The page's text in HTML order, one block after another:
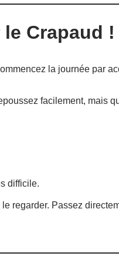
Crapaud !
la journée par
facilement, mais
difficile.
regarder. Passez